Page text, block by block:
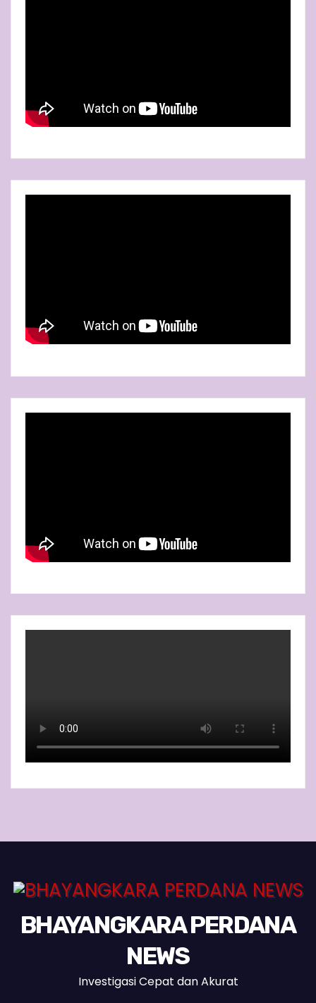
BHAYANGKARA PERDANA
NEWS
Investigasi Cepat dan Akurat